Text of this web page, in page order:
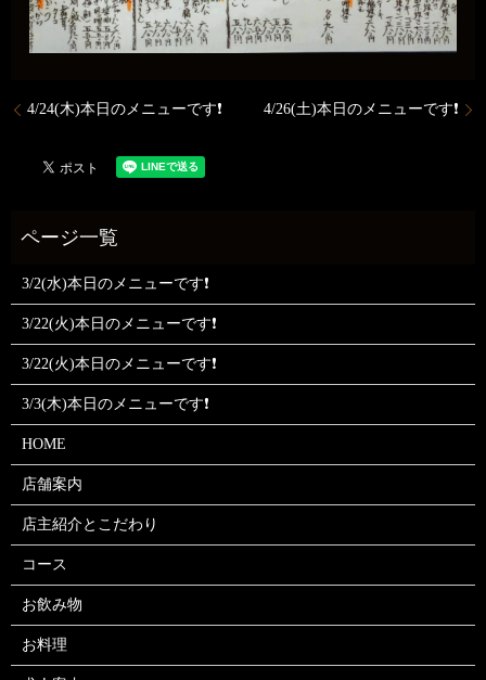
4/24(木)本日のメニューです❗️ 4/26(土)本日のメニューです❗️
3/2(水)本日のメニューです❗
3/22(火)本日のメニューです❗
3/22(火)本日のメニューです❗
3/3(木)本日のメニューです❗
HOME
店舗案内
店主紹介とこだわり
コース
お飲み物
お料理